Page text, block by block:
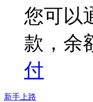
您可以
款，余
付
新手上路